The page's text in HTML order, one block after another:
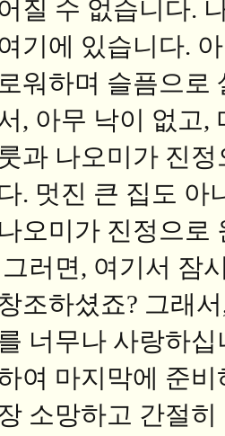
질 수 없습니다.
기에 있습니다.
로워하며 슬픔으로
, 아무 낙이 없고,
과 나오미가 진
. 멋진 큰 집도 아
나오미가 진정으로
그러면, 여기서 잠
조하셨죠? 그래
너무나 사랑하
여 마지막에 준
소망하고 간절